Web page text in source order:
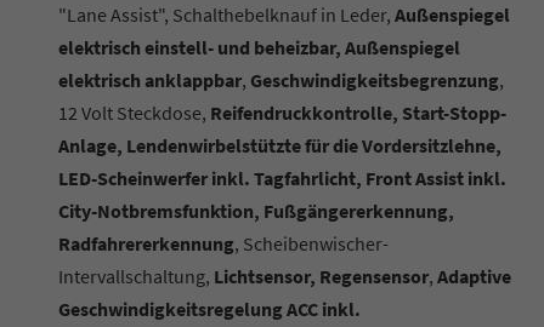
"Lane Assist", Schalthebelknauf in Leder, Außenspiegel
elektrisch einstell- und beheizbar, Außenspiegel
elektrisch anklappbar, Geschwindigkeitsbegrenzung,
12 Volt Steckdose, Reifendruckkontrolle, Start-Stopp-
Anlage, Lendenwirbelstützte für die Vordersitzlehne,
LED-Scheinwerfer inkl. Tagfahrlicht, Front Assist inkl.
City-Notbremsfunktion, Fußgängererkennung,
Radfahrererkennung, Scheibenwischer-
Intervallschaltung, Lichtsensor, Regensensor, Adaptive
Geschwindigkeitsregelung ACC inkl.